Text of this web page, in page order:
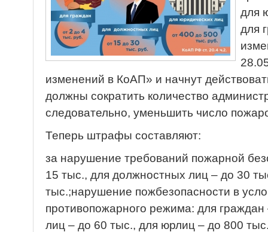
для
для
изменений в КоАП» и начнут
должны сократить количество
следовательно, уменьшить число
Теперь штрафы составляют:
за нарушение требований пожарной
15 тыс., для должностных лиц – до 30
тыс.;нарушение пожбезопасности в
противопожарного режима: для
лиц – до 60 тыс., для юрлиц – до 800